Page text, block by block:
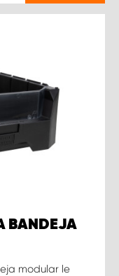
BANDEJA
modular le